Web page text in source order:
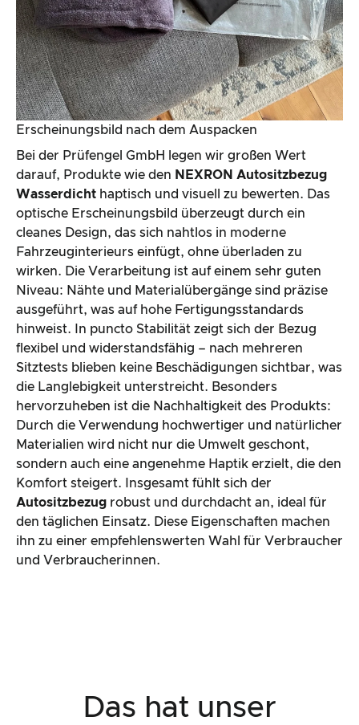
Erscheinungsbild nach dem Auspacken
Bei der Prüfengel GmbH legen wir großen Wert
darauf, Produkte wie den NEXRON Autositzbezug
Wasserdicht haptisch und visuell zu bewerten. Das
optische Erscheinungsbild überzeugt durch ein
cleanes Design, das sich nahtlos in moderne
Fahrzeuginterieurs einfügt, ohne überladen zu
wirken. Die Verarbeitung ist auf einem sehr guten
Niveau: Nähte und Materialübergänge sind präzise
ausgeführt, was auf hohe Fertigungsstandards
hinweist. In puncto Stabilität zeigt sich der Bezug
flexibel und widerstandsfähig – nach mehreren
Sitztests blieben keine Beschädigungen sichtbar, was
die Langlebigkeit unterstreicht. Besonders
hervorzuheben ist die Nachhaltigkeit des Produkts:
Durch die Verwendung hochwertiger und natürlicher
Materialien wird nicht nur die Umwelt geschont,
sondern auch eine angenehme Haptik erzielt, die den
Komfort steigert. Insgesamt fühlt sich der
Autositzbezug robust und durchdacht an, ideal für
den täglichen Einsatz. Diese Eigenschaften machen
ihn zu einer empfehlenswerten Wahl für Verbraucher
und Verbraucherinnen.
Das hat unser